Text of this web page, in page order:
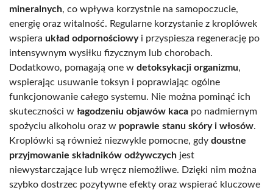
mineralnych, co wpływa korzystnie na samopoczucie,
energię oraz witalność. Regularne korzystanie z kroplówek
wspiera układ odpornościowyi przyspiesza regenerację po
intensywnym wysiłku fizycznym lub chorobach.
Dodatkowo, pomagają one w detoksykacji organizmu,
wspierając usuwanie toksyn i poprawiając ogólne
funkcjonowanie całego systemu. Nie można pominąć ich
skuteczności w łagodzeniu objawów kaca po nadmiernym
spożyciu alkoholu oraz w poprawie stanu skóry i włosów.
Kroplówki są również niezwykle pomocne, gdy doustne
przyjmowanie składników odżywczych jest
niewystarczające lub wręcz niemożliwe. Dzięki nim można
szybko dostrzec pozytywne efekty oraz wspierać kluczowe